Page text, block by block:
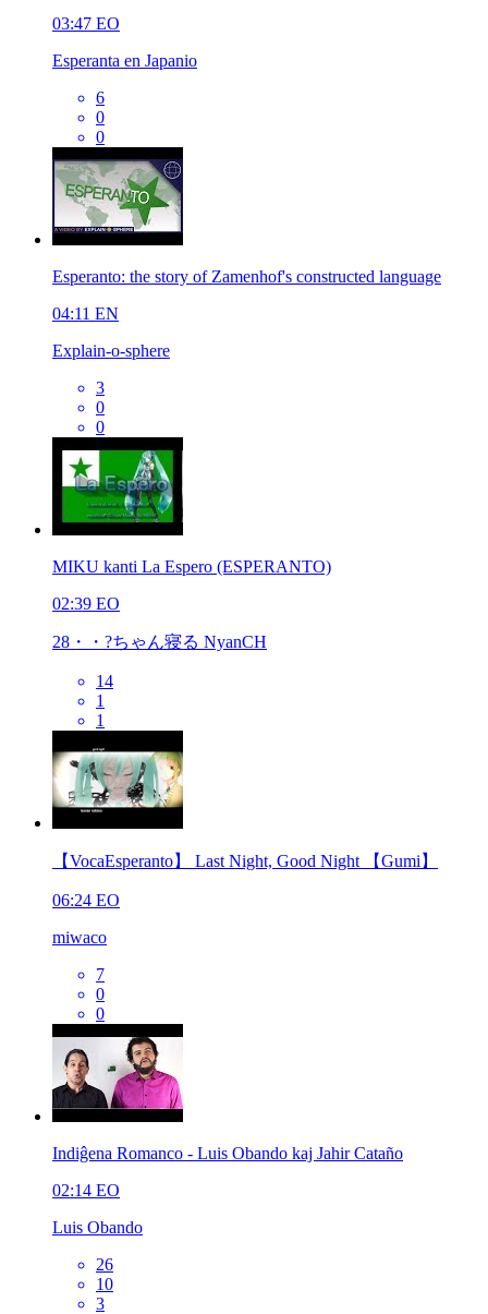
03:47 EO
Esperanta en Japanio
6
0
0
Esperanto: the story of Zamenhof's constructed language
04:11 EN
Explain-o-sphere
3
0
0
MIKU kanti La Espero (ESPERANTO)
02:39 EO
28・・?ちゃん寝る NyanCH
14
1
1
【VocaEsperanto】 Last Night, Good Night 【Gumi】
06:24 EO
miwaco
7
0
0
Indiĝena Romanco - Luis Obando kaj Jahir Cataño
02:14 EO
Luis Obando
26
10
3